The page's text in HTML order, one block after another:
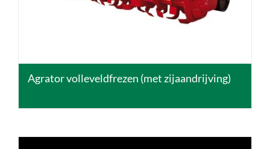
Agrator volleveldfrezen (met zijaandrijving)